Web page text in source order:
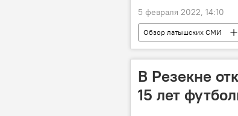
5 февраля 2022, 14:10
Обзор латышских СМИ
антифашисты
В Резекне
15 лет